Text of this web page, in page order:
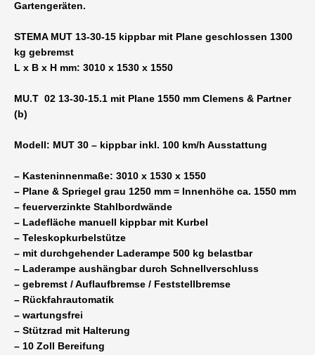
1530
1550
mm
-
Zoll
Bereifung
100
Menge
Gartengeräten.
STEMA MUT 13-30-15 kippbar mit Plane geschlossen 1300
kg gebremst
L x B x H mm: 3010 x 1530 x 1550
MU.T 02 13-30-15.1 mit Plane 1550 mm Clemens & Partner
(b)
Modell: MUT 30 – kippbar inkl. 100 km/h Ausstattung
– Kasteninnenmaße: 3010 x 1530 x 1550
– Plane & Spriegel grau 1250 mm = Innenhöhe ca. 1550 mm
– feuerverzinkte Stahlbordwände
– Ladefläche manuell kippbar mit Kurbel
– Teleskopkurbelstütze
– mit durchgehender Laderampe 500 kg belastbar
– Laderampe aushängbar durch Schnellverschluss
– gebremst / Auflaufbremse / Feststellbremse
– Rückfahrautomatik
– wartungsfrei
– Stützrad mit Halterung
– 10 Zoll Bereifung